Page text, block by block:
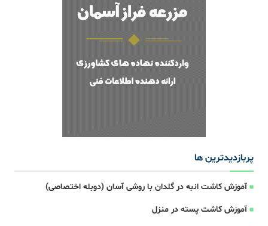
پربازدیدترین ها
آموزش کاشت انبه در گلدان با روشی آسان (دوبله اختصاصی)
آموزش کاشت پسته در منزل